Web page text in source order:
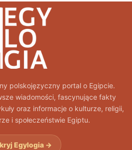
polskojęzyczny portal o Egipcie.
wiadomości, fascynujące fakty
oraz informacje o kulturze, religii,
i społeczeństwie Egiptu.
Egylogia →